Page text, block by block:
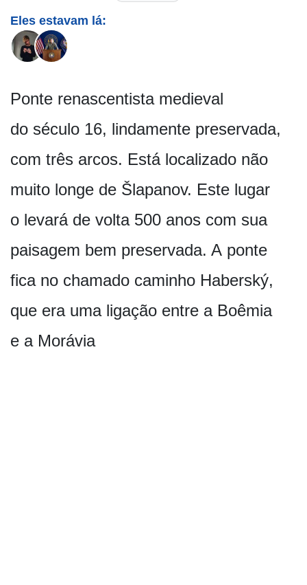
Eles estavam lá:
Ponte renascentista medieval
do século 16, lindamente preservada,
com três arcos. Está localizado não
muito longe de Šlapanov. Este lugar
o levará de volta 500 anos com sua
paisagem bem preservada. A ponte
fica no chamado caminho Haberský,
que era uma ligação entre a Boêmia
e a Morávia